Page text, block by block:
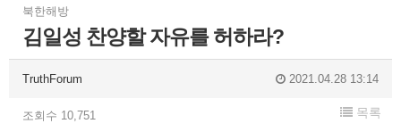
북한해방
김일성 찬양할 자유를 허하라?
TruthForum 2021.04.28 13:14
조회수 10,751 목록